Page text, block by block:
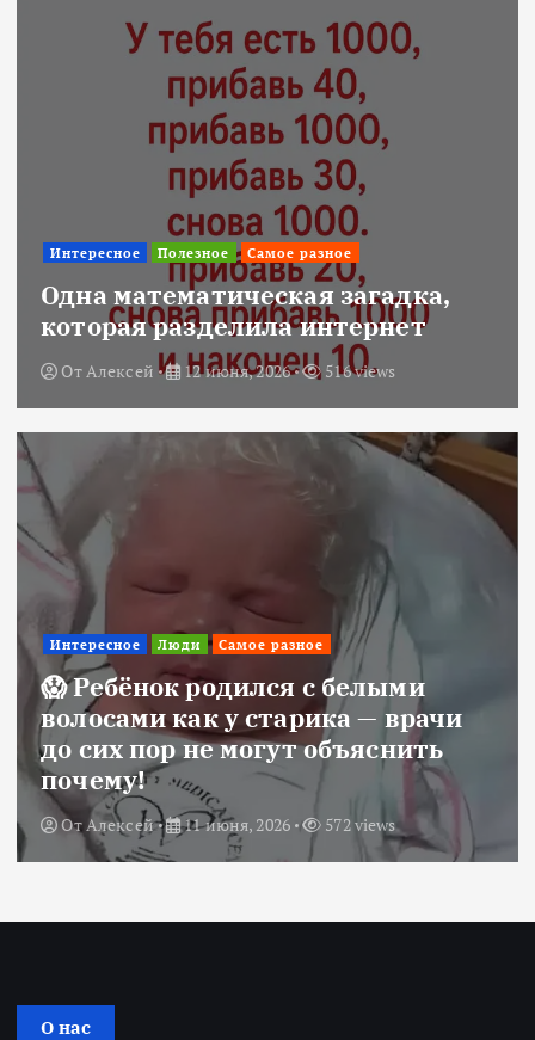
Интересное Полезное Самое разное
Одна математическая загадка,
которая разделила интернет
От Алексей 12 июня, 2026 516 views
Интересное Люди Самое разное
😱 Ребёнок родился с белыми
волосами как у старика — врачи
до сих пор не могут объяснить
почему!
От Алексей 11 июня, 2026 572 views
О нас